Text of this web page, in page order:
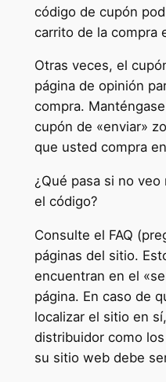
código de cupón
carrito de la compra
Otras veces, el
página de opinión
compra.
cupón de «enviar»
que usted compra
¿Qué pasa si no
el código?
Consulte el FAQ
páginas del sitio.
encuentran en el
página. En caso de
localizar el sitio en
distribuidor como
su sitio web debe